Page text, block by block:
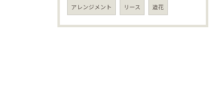
アレンジメント リース 造花